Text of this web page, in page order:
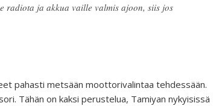
radiota ja akkua vaille valmis ajoon, siis jos
pahasti metsään moottorivalintaa tehdessään.
Tähän on kaksi perustelua, Tamiyan nykyisissä